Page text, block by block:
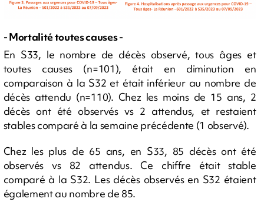
- Mortalité toutes causes -
En S33, le nombre de décès observé, tous âges et
toutes causes (n=101), était en diminution en
comparaison à la S32 et était inférieur au nombre de
décès attendu (n=110). Chez les moins de 15 ans, 2
décès ont été observés vs 2 attendus, et restaient
stables comparé à la semaine précédente (1 observé).
Chez les plus de 65 ans, en S33, 85 décès ont été
observés vs 82 attendus. Ce chiffre était stable
comparé à la S32. Les décès observés en S32 étaient
également au nombre de 85.